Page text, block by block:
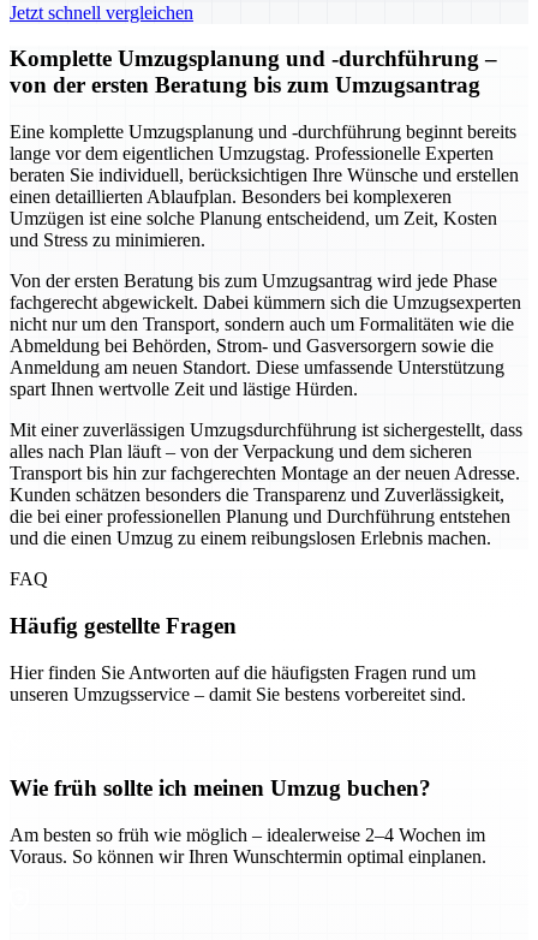
Jetzt schnell vergleichen
Komplette Umzugsplanung und -durchführung –
von der ersten Beratung bis zum Umzugsantrag
Eine komplette Umzugsplanung und -durchführung beginnt bereits
lange vor dem eigentlichen Umzugstag. Professionelle Experten
beraten Sie individuell, berücksichtigen Ihre Wünsche und erstellen
einen detaillierten Ablaufplan. Besonders bei komplexeren
Umzügen ist eine solche Planung entscheidend, um Zeit, Kosten
und Stress zu minimieren.
Von der ersten Beratung bis zum Umzugsantrag wird jede Phase
fachgerecht abgewickelt. Dabei kümmern sich die Umzugsexperten
nicht nur um den Transport, sondern auch um Formalitäten wie die
Abmeldung bei Behörden, Strom- und Gasversorgern sowie die
Anmeldung am neuen Standort. Diese umfassende Unterstützung
spart Ihnen wertvolle Zeit und lästige Hürden.
Mit einer zuverlässigen Umzugsdurchführung ist sichergestellt, dass
alles nach Plan läuft – von der Verpackung und dem sicheren
Transport bis hin zur fachgerechten Montage an der neuen Adresse.
Kunden schätzen besonders die Transparenz und Zuverlässigkeit,
die bei einer professionellen Planung und Durchführung entstehen
und die einen Umzug zu einem reibungslosen Erlebnis machen.
FAQ
Häufig gestellte Fragen
Hier finden Sie Antworten auf die häufigsten Fragen rund um
unseren Umzugsservice – damit Sie bestens vorbereitet sind.
Wie früh sollte ich meinen Umzug buchen?
Am besten so früh wie möglich – idealerweise 2–4 Wochen im
Voraus. So können wir Ihren Wunschtermin optimal einplanen.